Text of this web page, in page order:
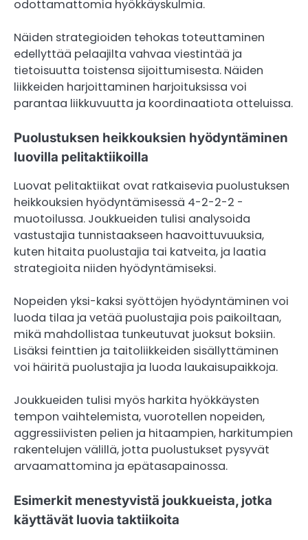
odottamattomia hyökkäyskulmia.
Näiden strategioiden tehokas toteuttaminen
edellyttää pelaajilta vahvaa viestintää ja
tietoisuutta toistensa sijoittumisesta. Näiden
liikkeiden harjoittaminen harjoituksissa voi
parantaa liikkuvuutta ja koordinaatiota otteluissa.
Puolustuksen heikkouksien hyödyntäminen
luovilla pelitaktiikoilla
Luovat pelitaktiikat ovat ratkaisevia puolustuksen
heikkouksien hyödyntämisessä 4-2-2-2 -
muotoilussa. Joukkueiden tulisi analysoida
vastustajia tunnistaakseen haavoittuvuuksia,
kuten hitaita puolustajia tai katveita, ja laatia
strategioita niiden hyödyntämiseksi.
Nopeiden yksi-kaksi syöttöjen hyödyntäminen voi
luoda tilaa ja vetää puolustajia pois paikoiltaan,
mikä mahdollistaa tunkeutuvat juoksut boksiin.
Lisäksi feinttien ja taitoliikkeiden sisällyttäminen
voi häiritä puolustajia ja luoda laukaisupaikkoja.
Joukkueiden tulisi myös harkita hyökkäysten
tempon vaihtelemista, vuorotellen nopeiden,
aggressiivisten pelien ja hitaampien, harkitumpien
rakentelujen välillä, jotta puolustukset pysyvät
arvaamattomina ja epätasapainossa.
Esimerkit menestyvistä joukkueista, jotka
käyttävät luovia taktiikoita